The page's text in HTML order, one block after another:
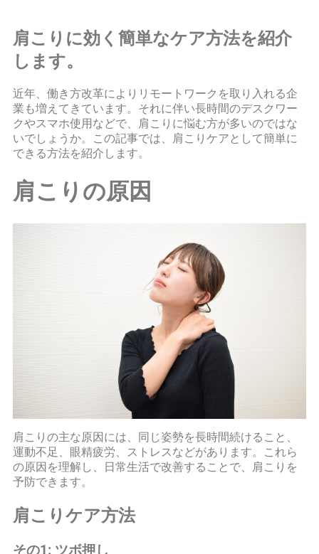
肩こりに効く簡単なケア方法を紹介
します。
近年、働き方改革によりリモートワークを取り入れる企
業も増えてきています。それに伴い長時間のデスクワー
クやスマホ使用などで、肩こりに悩む方が多いのではな
いでしょうか。この記事では、肩こりケアとして簡単に
できる方法を紹介します。
肩こりの原因
肩こりの主な原因には、同じ姿勢を長時間続けること、
運動不足、眼精疲労、ストレスなどがあります。これら
の原因を理解し、日常生活で改善することで、肩こりを
予防できます。
肩こりケア方法
その1: ツボ押し